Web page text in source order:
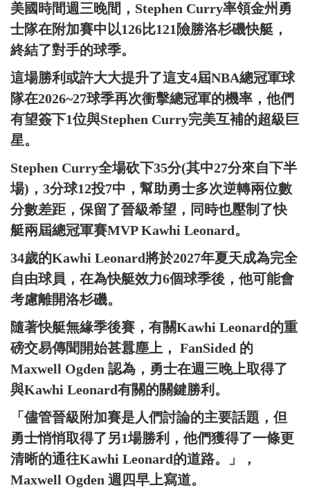
美國時間週三晚間，Stephen Curry率領金州勇
士隊在附加賽中以126比121險勝洛杉磯快艇，
終結了對手的球季。
這場勝利或許大大提升了這支4屆NBA總冠軍球
隊在2026~27球季再次衝擊總冠軍的機率，他們
有望簽下1位與Stephen Curry完美互補的超級巨
星。
Stephen Curry全場砍下35分(其中27分來自下半
場)，3分球12投7中，幫助勇士多次逆轉兩位數
分數差距，保留了晉級希望，同時也壓制了快
艇兩屆總冠軍賽MVP Kawhi Leonard。
34歲的Kawhi Leonard將於2027年夏天成為完全
自由球員，在為快艇效力6個球季後，他可能會
考慮離開洛杉磯。
隨著快艇無緣季後賽，有關Kawhi Leonard的重
磅交易傳聞開始甚囂塵上， FanSided 的
Maxwell Ogden 認為，勇士在週三晚上取得了
與Kawhi Leonard有關的關鍵勝利。
「儘管晉級附加賽是人們討論的主要話題，但
勇士悄悄取得了另1場勝利，他們獲得了一條更
清晰的通往Kawhi Leonard的道路。」，
Maxwell Ogden 週四早上寫道。